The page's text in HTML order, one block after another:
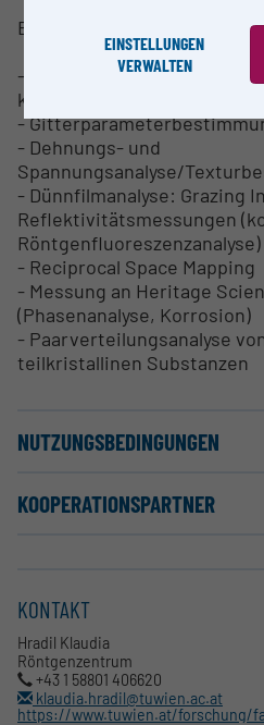
Einsatzbereiche:
- kristallographische
kristallinen Festkörpern
-
- Dehnungs- und
Spannungsanalyse/
- Dünnfilmanalyse: Grazing
Reflektivitätsmessungen
Röntgenfluoreszenzanalyse)
- Reciprocal Space Mapping
- Messung an Heritage
(Phasenanalyse, Korrosion)
- Paarverteilungsanalyse
teilkristallinen Substanzen
NUTZUNGSBEDINGUNGEN
KOOPERATIONSPARTNER
KONTAKT
Hradil Klaudia
Röntgenzentrum
+43 1 58801 406620
klaudia.hradil@tuwien.ac.at
https://www.tuwien.at/forschung/
EINSTELLUNGEN
VERWALTEN